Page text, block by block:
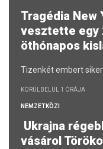
Tragédia New
vesztette egy
öthónapos
Tizenkét embert
KÖRÜLBELÜL 1 ÓRÁJA
NEMZETKÖZI
Ukrajna
vásárol